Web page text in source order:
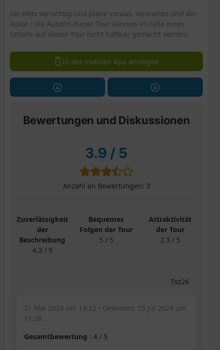
Sei stets vorsichtig und plane voraus. Visorando und der
Autor / die Autorin dieser Tour können im Falle eines
Unfalls auf dieser Tour nicht haftbar gemacht werden.
In der mobilen App anzeigen
Bewertungen und Diskussionen
3.9 / 5
Anzahl an Bewertungen: 3
Zuverlässigkeit
der
Beschreibung
4.3 / 5
Bequemes
Folgen der Tour
5 / 5
Attraktivität
der Tour
2.3 / 5
Toz26
21 Mai 2024 um 14:22 • Geändert: 15 Jul 2024 um
15:28
Gesamtbewertung : 4 / 5